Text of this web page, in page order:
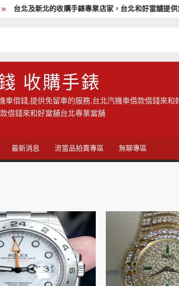
台北及新北的收購手錶專業店家，台北和好當舖提供您專
收購手錶
借錢,提供免留車的服務,台北汽機車借款借錢來
借錢來和好當舖台北專業當舖
最新消息 流當品拍賣專區 無聊專區